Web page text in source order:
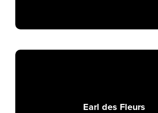
Earl des Fleurs